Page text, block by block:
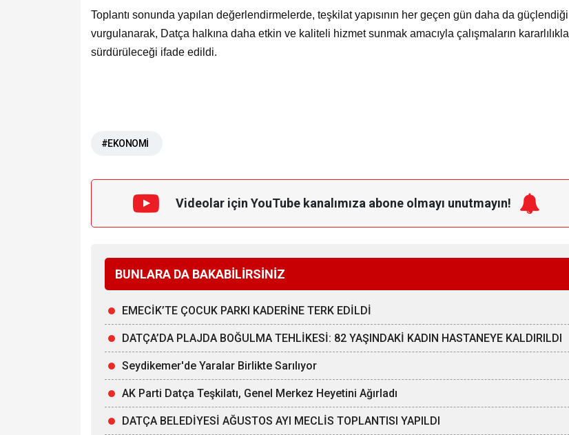
Toplantı sonunda yapılan değerlendirmelerde, teşkilat yapısının her geçen gün daha da güçlendiği
vurgulanarak, Datça halkına daha etkin ve kaliteli hizmet sunmak amacıyla çalışmaların kararlılıkla
sürdürüleceği ifade edildi.
#EKONOMİ
Videolar için YouTube kanalımıza abone olmayı unutmayın!
BUNLARA DA BAKABİLİRSİNİZ
EMECİK’TE ÇOCUK PARKI KADERİNE TERK EDİLDİ
DATÇA’DA PLAJDA BOĞULMA TEHLİKESİ: 82 YAŞINDAKİ KADIN HASTANEYE KALDIRILDI
Seydikemer'de Yaralar Birlikte Sarılıyor
AK Parti Datça Teşkilatı, Genel Merkez Heyetini Ağırladı
DATÇA BELEDİYESİ AĞUSTOS AYI MECLİS TOPLANTISI YAPILDI